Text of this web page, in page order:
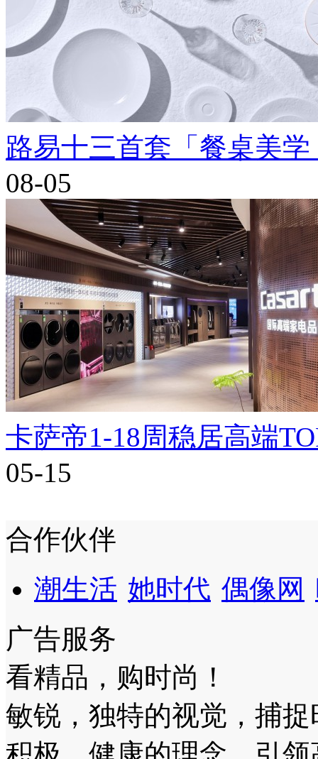
路易十三首套「餐桌美
08-05
卡萨帝1-18周稳居高端
05-15
合作伙伴
潮生活 她时代 偶像网
广告服务
看精品，购时尚！
敏锐，独特的视觉，捕